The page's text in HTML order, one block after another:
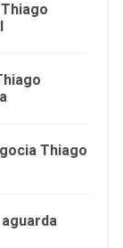
Thiago